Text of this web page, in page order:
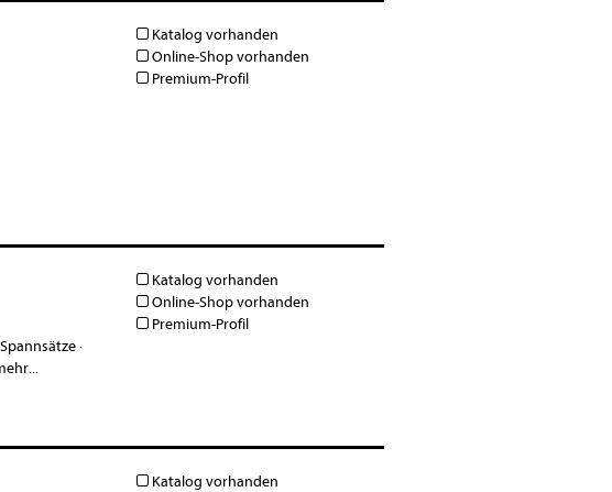
Katalog vorhanden
Online-Shop vorhanden
Premium-Profil
Spannsätze·
Katalog vorhanden
Online-Shop vorhanden
Premium-Profil
Katalog vorhanden